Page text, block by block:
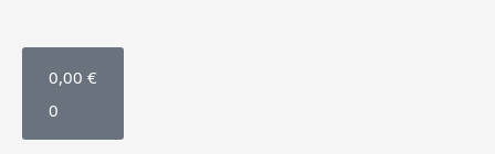
0,00 €
0